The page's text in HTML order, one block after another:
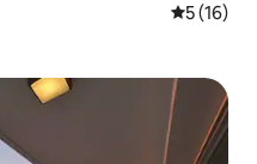
5 (16)